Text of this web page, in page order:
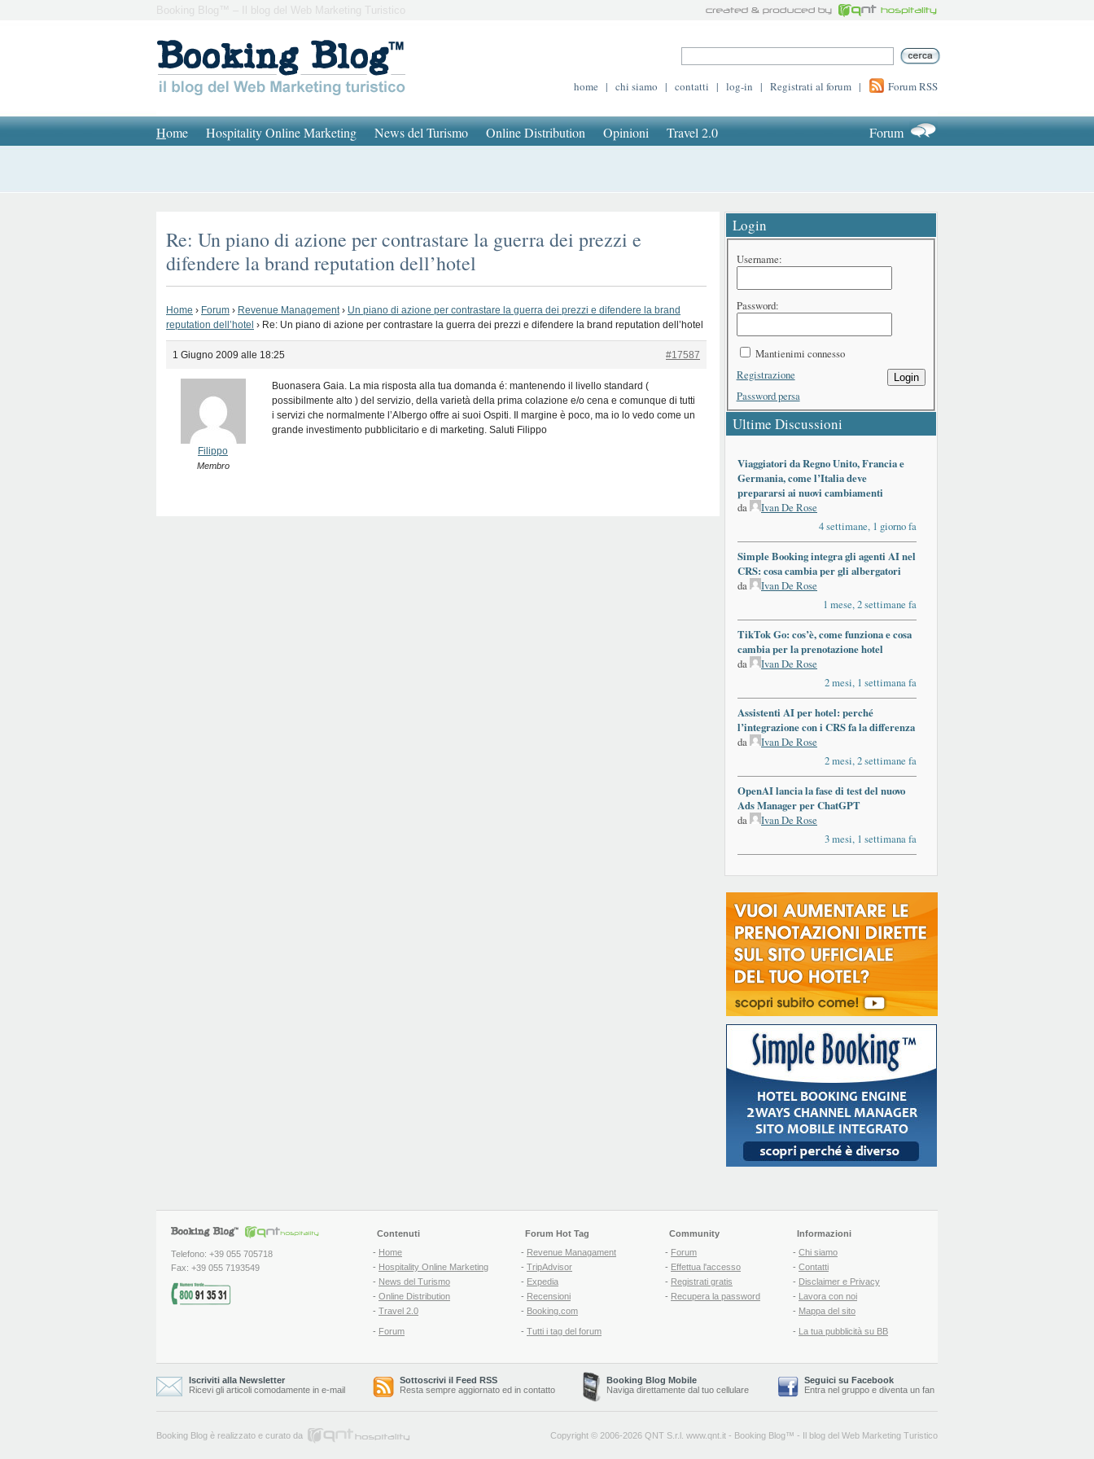
Booking Blog™ – Il blog del Web Marketing Turistico
home | chi siamo | contatti | log-in | Registrati al forum | Forum RSS
Home Hospitality Online Marketing News del Turismo Online Distribution Opinioni Travel 2.0 Forum
Re: Un piano di azione per contrastare la guerra dei prezzi e
difendere la brand reputation dell’hotel
Home › Forum › Revenue Management › Un piano di azione per contrastare la guerra dei prezzi e difendere la brand
reputation dell’hotel › Re: Un piano di azione per contrastare la guerra dei prezzi e difendere la brand reputation dell’hotel
1 Giugno 2009 alle 18:25 #17587
Filippo
Membro
Buonasera Gaia. La mia risposta alla tua domanda é: mantenendo il livello standard (
possibilmente alto ) del servizio, della varietà della prima colazione e/o cena e comunque di tutti
i servizi che normalmente l’Albergo offre ai suoi Ospiti. Il margine è poco, ma io lo vedo come un
grande investimento pubblicitario e di marketing. Saluti Filippo
Login
Username:
Password:
Mantienimi connesso
Login
Registrazione
Password persa
Ultime Discussioni
Viaggiatori da Regno Unito, Francia e
Germania, come l’Italia deve
prepararsi ai nuovi cambiamenti
da
Ivan De Rose
4 settimane, 1 giorno fa
Simple Booking integra gli agenti AI nel
CRS: cosa cambia per gli albergatori
da
Ivan De Rose
1 mese, 2 settimane fa
TikTok Go: cos’è, come funziona e cosa
cambia per la prenotazione hotel
da
Ivan De Rose
2 mesi, 1 settimana fa
Assistenti AI per hotel: perché
l’integrazione con i CRS fa la differenza
da
Ivan De Rose
2 mesi, 2 settimane fa
OpenAI lancia la fase di test del nuovo
Ads Manager per ChatGPT
da
Ivan De Rose
3 mesi, 1 settimana fa
Telefono: +39 055 705718
Fax: +39 055 7193549
Contenuti
- Home
- Hospitality Online Marketing
- News del Turismo
- Online Distribution
- Travel 2.0
- Forum
Forum Hot Tag
- Revenue Managament
- TripAdvisor
- Expedia
- Recensioni
- Booking.com
- Tutti i tag del forum
Community
- Forum
- Effettua l'accesso
- Registrati gratis
- Recupera la password
Informazioni
- Chi siamo
- Contatti
- Disclaimer e Privacy
- Lavora con noi
- Mappa del sito
- La tua pubblicità su BB
Iscriviti alla Newsletter
Ricevi gli articoli comodamente in e-mail
Sottoscrivi il Feed RSS
Resta sempre aggiornato ed in contatto
Booking Blog Mobile
Naviga direttamente dal tuo cellulare
Seguici su Facebook
Entra nel gruppo e diventa un fan
Booking Blog è realizzato e curato da Copyright © 2006-2026 QNT S.r.l. www.qnt.it - Booking Blog™ - Il blog del Web Marketing Turistico